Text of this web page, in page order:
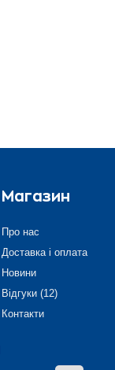
Магазин
Про нас
Доставка і оплата
Новини
Відгуки (12)
Контакти